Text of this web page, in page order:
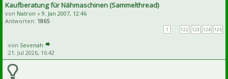
Kaufberatung für Nähmaschinen (Sammelthread)
von Natron « 9. Jan 2007, 12:46
Antworten: 1865
1 122 123 124 125
von Sevenah
21. Jul 2026, 16:42